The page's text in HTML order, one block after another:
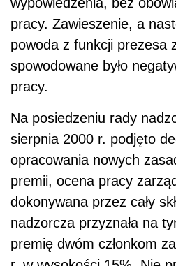
wypowiedzenia, bez
pracy. Zawieszenie, a
powoda z funkcji prezesa
spowodowane było
pracy.
Na posiedzeniu rady
sierpnia 2000 r. podjęto
opracowania nowych
premii, ocena pracy
dokonywana przez cały
nadzorcza przyznała na
premię dwóm członkom